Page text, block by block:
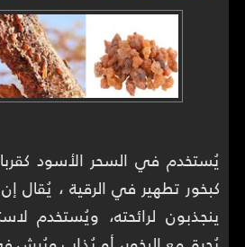
يُستخدم في السحر الأسود
كبخور تطهير في الرقية ، يُقال
ينجذبون لرائحته، ويُستخدم